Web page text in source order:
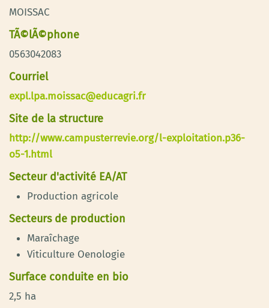
MOISSAC
TÃ©lÃ©phone
0563042083
Courriel
expl.lpa.moissac@educagri.fr
Site de la structure
http://www.campusterrevie.org/l-exploitation.p36-
o5-1.html
Secteur d'activité EA/AT
Production agricole
Secteurs de production
Maraîchage
Viticulture Oenologie
Surface conduite en bio
2,5 ha